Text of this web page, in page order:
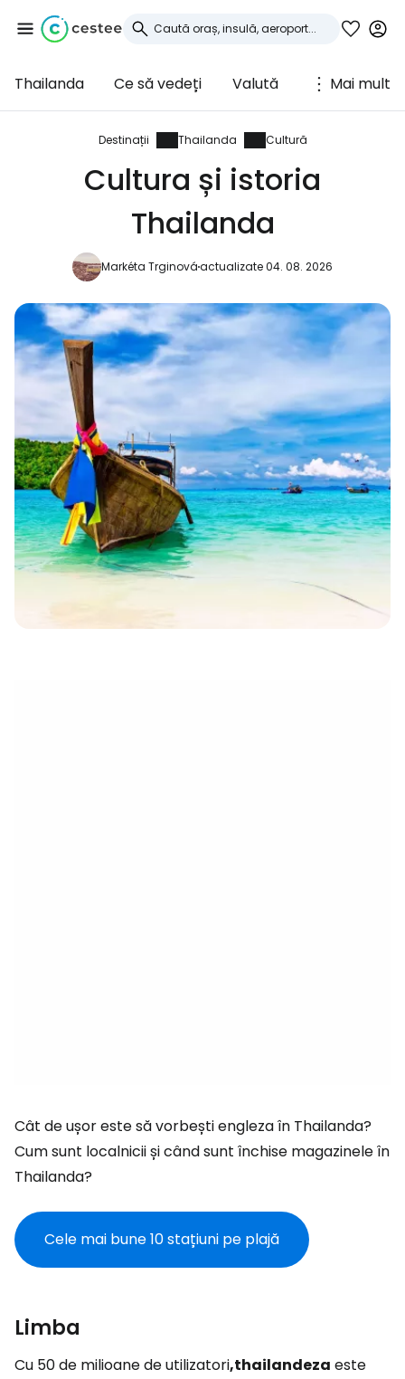
Thailanda Ce să vedeți Valută Mai mult
Destinații Thailanda Cultură
Cultura și istoria
Thailanda
Markéta Trginováactualizate 04. 08. 2026
Cât de ușor este să vorbești engleza în Thailanda?
Cum sunt localnicii și când sunt închise magazinele în
Thailanda?
Cele mai bune 10 stațiuni pe plajă
Limba
Cu 50 de milioane de utilizatori,thailandeza este
Conectați-vă la
Cestee
... comunitatea mondială a călătorilor
Continuați cu Facebook
Continuați cu e-mailul